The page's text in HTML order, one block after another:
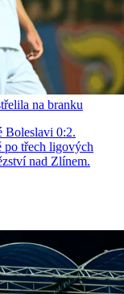
na branku
Boleslavi 0:2.
po třech ligových
nad Zlínem.